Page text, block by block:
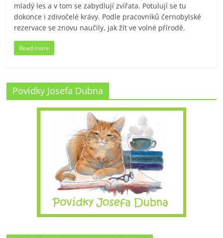
mladý les a v tom se zabydlují zvířata. Potulují se tu
dokonce i zdivočelé krávy. Podle pracovníků černobylské
rezervace se znovu naučily, jak žít ve volné přírodě.
Read more
Povídky Josefa Dubna